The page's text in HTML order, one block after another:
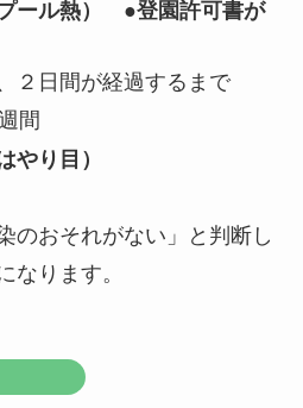
ル熱） ●登園許可書が
２日間が経過するまで
間
やり目）
のおそれがない」と判断し
なります。